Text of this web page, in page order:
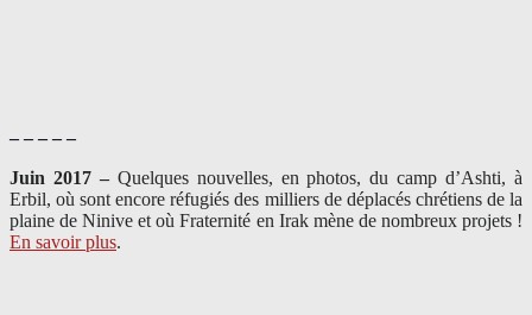
– – – – –
Juin 2017 – Quelques nouvelles, en photos, du camp d’Ashti, à
Erbil, où sont encore réfugiés des milliers de déplacés chrétiens de la
plaine de Ninive et où Fraternité en Irak mène de nombreux projets !
En savoir plus.